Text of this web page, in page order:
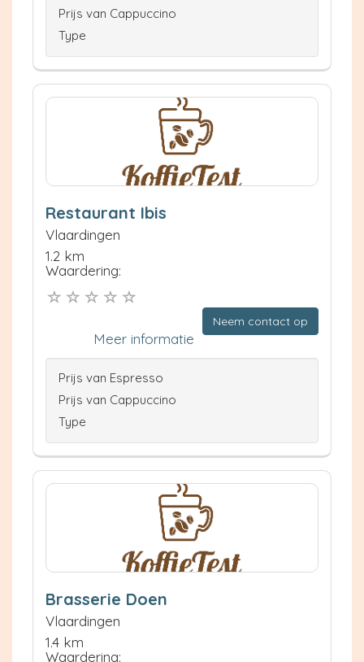
Prijs van Cappuccino
Type
Restaurant Ibis
Vlaardingen
1.2 km
Waardering:
Neem contact op
Meer informatie
Prijs van Espresso
Prijs van Cappuccino
Type
Brasserie Doen
Vlaardingen
1.4 km
Waardering: